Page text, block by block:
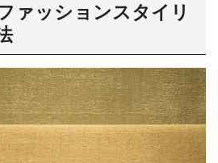
ァッションスタイリ